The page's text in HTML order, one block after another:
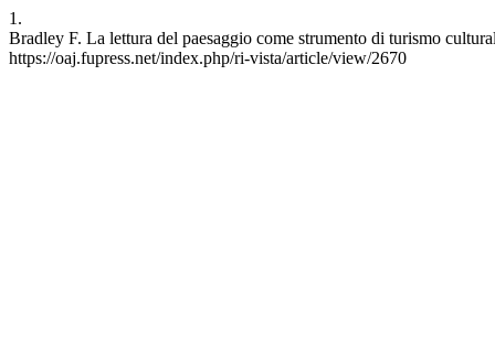
1.
Bradley F. La lettura del paesaggio come strumento di turismo
https://oaj.fupress.net/index.php/ri-vista/article/view/2670